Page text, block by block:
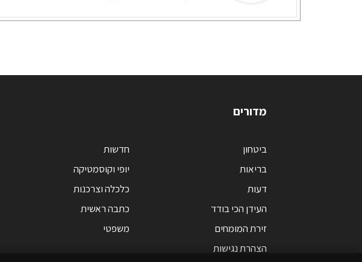
מדורים
ביטחון
בריאות
דעות
העידן הכי בודד
זירת המומחים
הצהרת נגישות
חדשות
יופי וקוסמטיקה
כלכלה וצרכנות
כתבה ראשית
משפטי